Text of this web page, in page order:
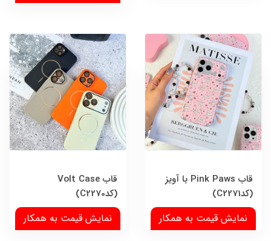
قاب Pink Paws با آویز
(کدC2271)
نمایش قیمت به همکار
قاب Volt Case
(کدC2270)
نمایش قیمت به همکار